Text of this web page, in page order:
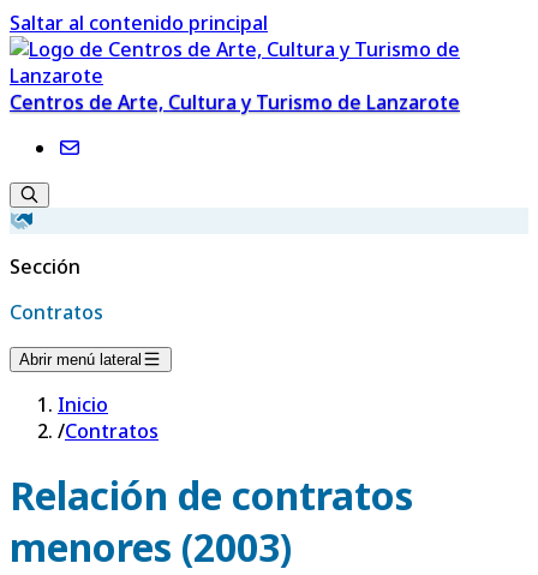
Saltar al contenido principal
Centros de Arte, Cultura y Turismo de Lanzarote
Sección
Contratos
Abrir menú lateral
Inicio
/Contratos
Relación de contratos
menores (2003)